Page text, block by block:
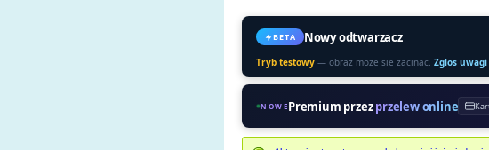
BETA Nowy odtwarzacz
Tryb testowy — obraz moze sie zacinac. Zglos uwagi
NOWEPremium przezprzelew online